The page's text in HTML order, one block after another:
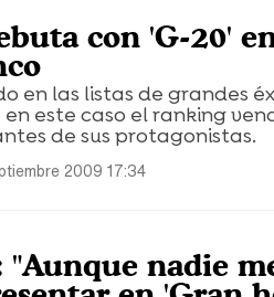
con 'G-20'
en las listas de grandes
este caso el ranking
de sus protagonistas.
2009 17:34
nadie